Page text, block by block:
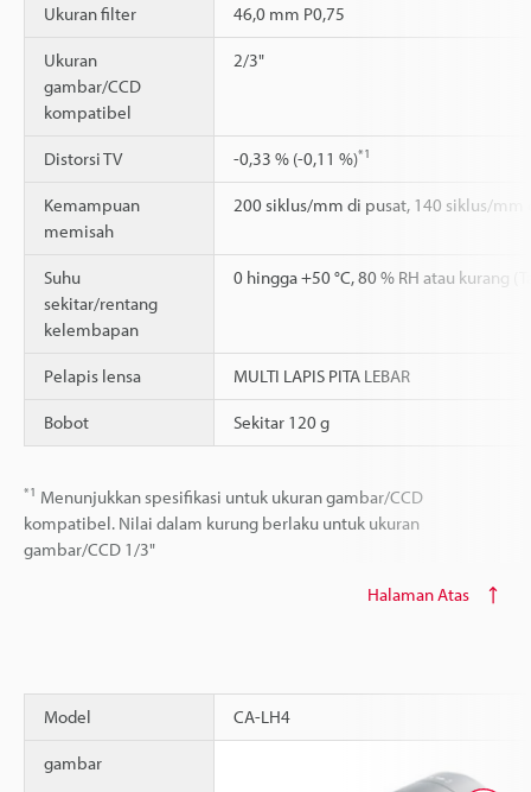
Ukuran filter 46,0 mm P0,75
Ukuran
gambar/CCD
kompatibel
2/3"
Distorsi TV -0,33 % (-0,11 %)*1
Kemampuan
memisah
200 siklus/mm di pusat, 140 siklus/mm
Suhu
sekitar/rentang
kelembapan
0 hingga +50 °C, 80 % RH atau kurang
Pelapis lensa MULTI LAPIS PITA LEBAR
Bobot Sekitar 120 g
*1 Menunjukkan spesifikasi untuk ukuran gambar/CCD
kompatibel. Nilai dalam kurung berlaku untuk ukuran
gambar/CCD 1/3"
Halaman Atas
Model CA-LH4
gambar